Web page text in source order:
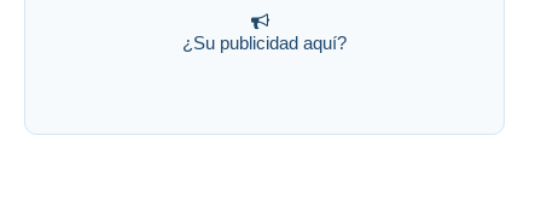
¿Su publicidad aquí?